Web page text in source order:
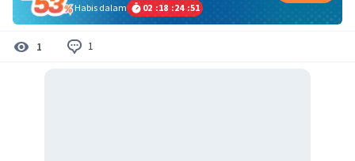
Habis dalam
02 :18 :24 :50
1 1